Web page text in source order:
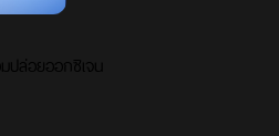
ล่อยออกซิเจน